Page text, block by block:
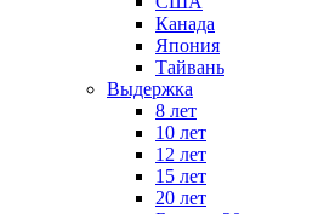
Канада
Япония
Тайвань
Выдержка
8 лет
10 лет
12 лет
15 лет
20 лет